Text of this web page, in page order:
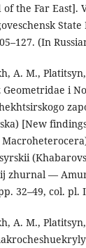
the Far East].
State
(In
A. M., Platitsyn,
i
[New
zhurnal —
32–49, col. pl.
A. M.,